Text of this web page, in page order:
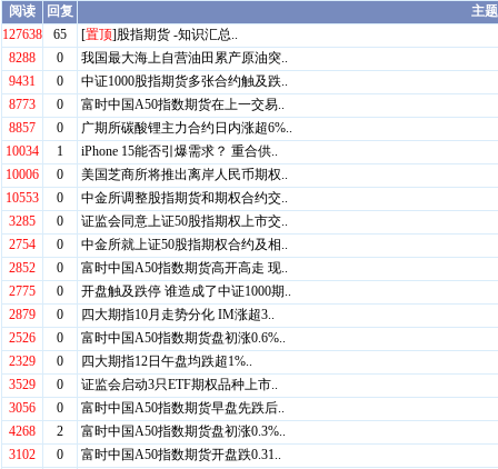
阅读 回复
主题
127638
65 [置顶]股指期货 -知识汇总..
8288
0
我国最大海上自营油田累产原油突..
9431
0
中证1000股指期货多张合约触及跌..
8773
0
富时中国A50指数期货在上一交易..
8857
0
广期所碳酸锂主力合约日内涨超6%..
10034
1
iPhone 15能否引爆需求？ 重合供..
10006
0
美国芝商所将推出离岸人民币期权..
10553
0
中金所调整股指期货和期权合约交..
3285
0
证监会同意上证50股指期权上市交..
2754
0
中金所就上证50股指期权合约及相..
2852
0
富时中国A50指数期货高开高走 现..
2775
0
开盘触及跌停 谁造成了中证1000期..
2879
0
四大期指10月走势分化 IM涨超3..
2526
0
富时中国A50指数期货盘初涨0.6%..
2329
0
四大期指12日午盘均跌超1%..
3529
0
证监会启动3只ETF期权品种上市..
3056
0
富时中国A50指数期货早盘先跌后..
4268
2
富时中国A50指数期货盘初涨0.3%..
3102
0
富时中国A50指数期货开盘跌0.31..